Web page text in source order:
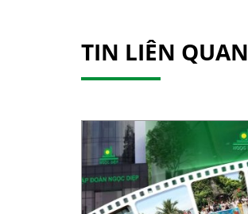
TIN LIÊN QUAN